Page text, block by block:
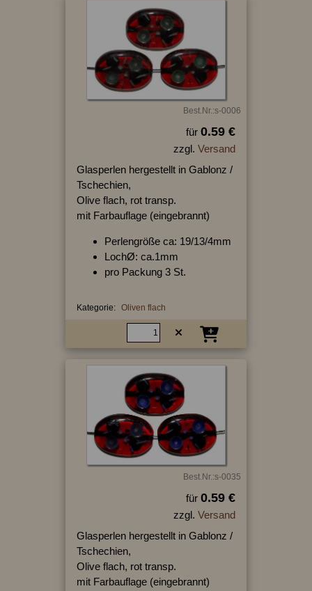
Best.Nr.:s-0006
für 0.59 €
zzgl. Versand
Glasperlen hergestellt in Gablonz /
Tschechien,
Olive flach, rot transp.
mit Farbauflage (eingebrannt)
Perlengröße ca: 19/13/4mm
LochØ: ca.1mm
pro Packung 3 St.
Kategorie: Oliven flach
Best.Nr.:s-0035
für 0.59 €
zzgl. Versand
Glasperlen hergestellt in Gablonz /
Tschechien,
Olive flach, rot transp.
mit Farbauflage (eingebrannt)